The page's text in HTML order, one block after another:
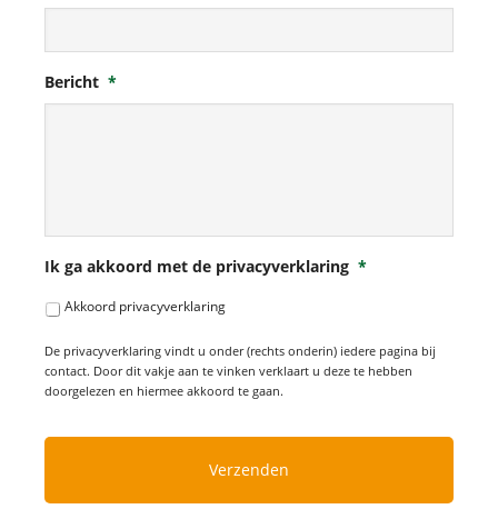
Bericht *
Ik ga akkoord met de privacyverklaring *
Akkoord privacyverklaring
De privacyverklaring vindt u onder (rechts onderin) iedere pagina bij
contact. Door dit vakje aan te vinken verklaart u deze te hebben
doorgelezen en hiermee akkoord te gaan.